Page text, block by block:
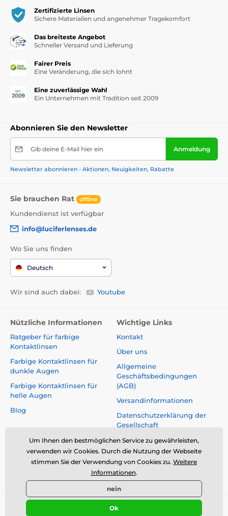
Zertifizierte Linsen
Sichere Materialien und angenehmer Tragekomfort
Das breiteste Angebot
Schneller Versand und Lieferung
Fairer Preis
Eine Veränderung, die sich lohnt
Eine zuverlässige Wahl
Ein Unternehmen mit Tradition seit 2009
Abonnieren Sie den Newsletter
Gib deine E-Mail hier ein Anmeldung
Newsletter abonnieren - Aktionen, Neuigkeiten, Rabatte
Sie brauchen Rat offline
Kundendienst ist verfügbar
info@luciferlenses.de
Wo Sie uns finden
Deutsch
Wir sind auch dabei: Youtube
Nützliche Informationen
Ratgeber für farbige
Kontaktlinsen
Farbige Kontaktlinsen für
dunkle Augen
Farbige Kontaktlinsen für
helle Augen
Blog
Wichtige Links
Kontakt
Über uns
Allgemeine
Geschäftsbedingungen
(AGB)
Versandinformationen
Datenschutzerklärung der
Gesellschaft
Reklamationen und Rücktritt
vom Vertrag
Sicherheit und Qualität ohne
Kompromisse
© 2026 www.luciferlenses.de ⦁ E-Shop erstellt von
Um Ihnen den bestmöglichen Service zu gewährleisten,
verwenden wir Cookies. Durch die Nutzung der Webseite
stimmen Sie der Verwendung von Cookies zu. Weitere
Informationen.
nein
Ok